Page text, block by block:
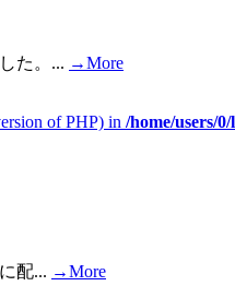
た。... →More
of PHP) in /home/users/
配... →More